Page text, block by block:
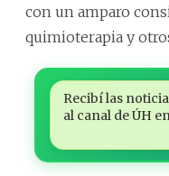
con un amparo
quimioterapia y
Recibí las
al canal de ÚH